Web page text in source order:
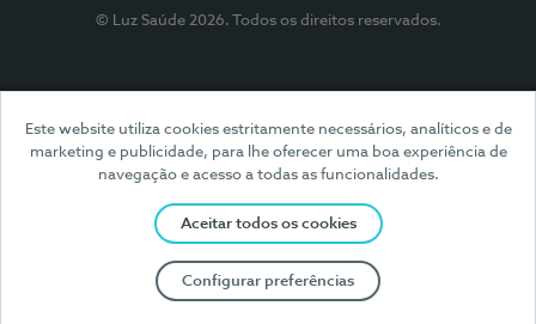
Este website utiliza cookies estritamente necessários, analíticos e de
marketing e publicidade, para lhe oferecer uma boa experiência de
navegação e acesso a todas as funcionalidades.
Aceitar todos os cookies
Configurar preferências
© Luz Saúde 2026. Todos os direitos reservados.